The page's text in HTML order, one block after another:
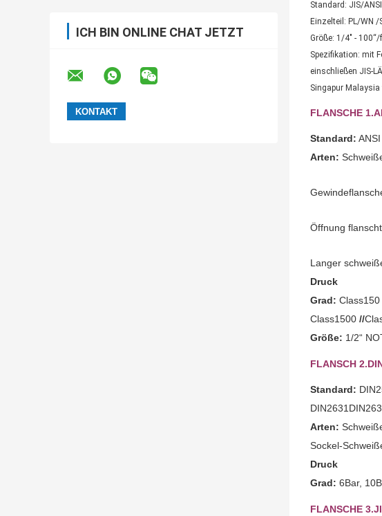
ICH BIN ONLINE CHAT JETZT
Standard: JIS/
Einzelteil: PL/WN /
Größe: 1/4" -
Spezifikation: mit
einschließen JIS-
Singapur
FLANSCHE
Standard:
Arten:
Öffnung flanscht
Langer
Druck
Grad: Class150
Class1500 //
Größe: 1/2“
FLANSCH
Standard:
Arten:
Sockel-
Druck
Grad: 6Bar,
FLANSCHE